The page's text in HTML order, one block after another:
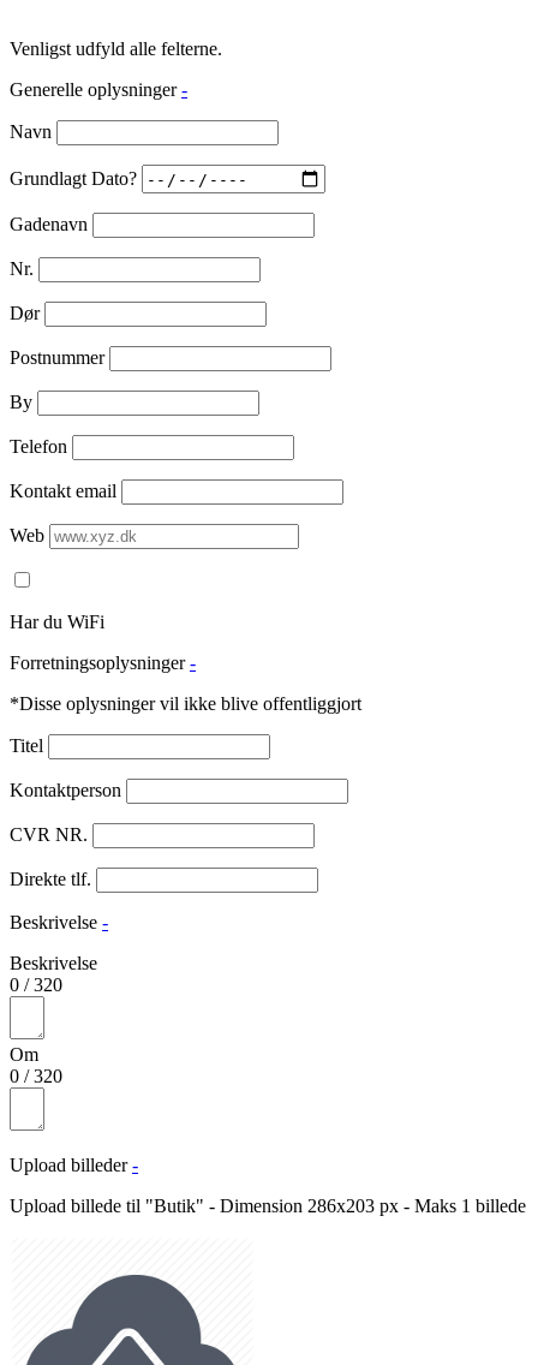
Venligst udfyld alle felterne.
Generelle oplysninger -
Navn
Grundlagt Dato?
Gadenavn
Nr.
Dør
Postnummer
By
Telefon
Kontakt email
Web
Har du WiFi
Forretningsoplysninger -
*Disse oplysninger vil ikke blive offentliggjort
Titel
Kontaktperson
CVR NR.
Direkte tlf.
Beskrivelse -
Beskrivelse
0 /320
Om
0 /320
Upload billeder -
Upload billede til "Butik" - Dimension 286x203 px - Maks 1 billede